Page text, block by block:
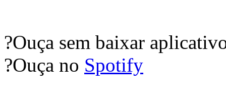
?Ouça sem baixar
?Ouça no Spotify